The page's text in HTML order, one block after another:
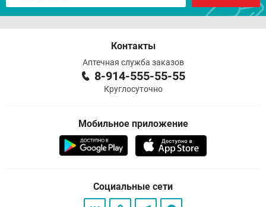
Контакты
Аптечная служба заказов
8-914-555-55-55
Круглосуточно
Мобильное приложение
Социальные сети